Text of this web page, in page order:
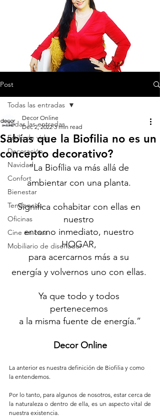
Post
Todas las entradas
Estilo de vida
Decoración
Navidad
Confort
Bienestar
Tendencias
Oficinas
Cine en casa
Mobiliario de diseñador
Todas las entradas
Sabías que la Biofilia no es un
concepto decorativo?
Decor Online
Dec 2, 2022 3 min read
“La Biofília va más allá de
ambientar con una planta.
Significa cohabitar con ellas en
nuestro
entorno inmediato, nuestro
HOGAR,
para acercarnos más a su
energía y volvernos uno con ellas.
Ya que todo y todos
pertenecemos
a la misma fuente de energía.”
Decor Online
La anterior es nuestra definición de Biofilia y como
la entendemos.
Por lo tanto, para algunos de nosotros, estar cerca de
la naturaleza o dentro de ella, es un aspecto vital de
nuestra existencia.